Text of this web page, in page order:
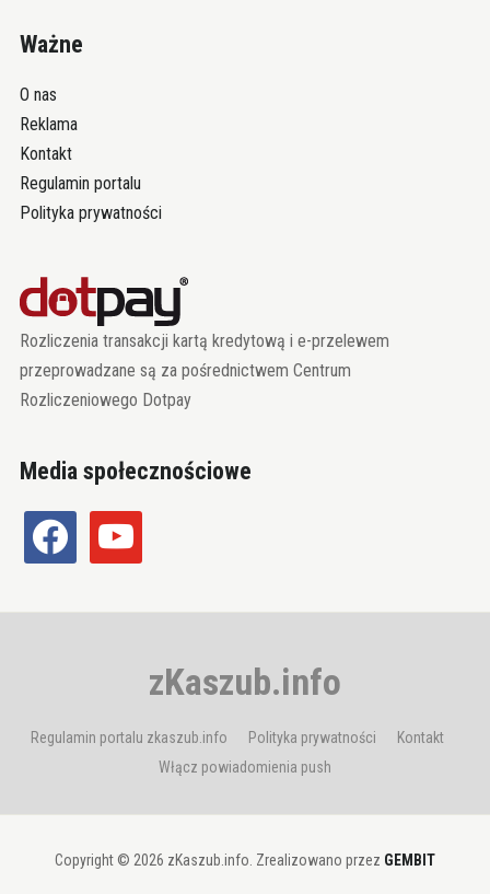
Ważne
O nas
Reklama
Kontakt
Regulamin portalu
Polityka prywatności
Rozliczenia transakcji kartą kredytową i e-przelewem
przeprowadzane są za pośrednictwem Centrum
Rozliczeniowego Dotpay
Media społecznościowe
facebook youtube
zKaszub.info
Regulamin portalu zkaszub.info Polityka prywatności
Kontakt
Włącz powiadomienia push
Copyright © 2026 zKaszub.info. Zrealizowano przez GEMBIT